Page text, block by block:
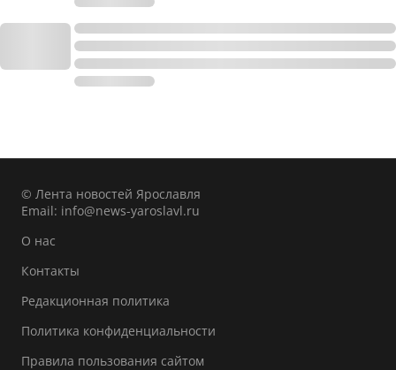
© Лента новостей Ярославля
Email: info@news-yaroslavl.ru
О нас
Контакты
Редакционная политика
Политика конфиденциальности
Правила пользования сайтом